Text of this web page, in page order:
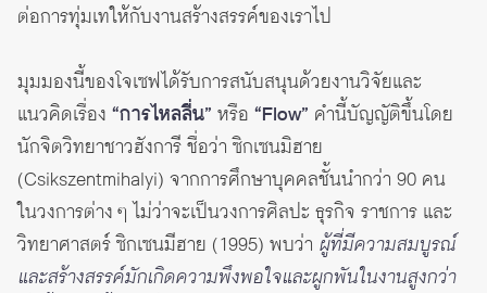
ต่อการทุ่มเทให้กับงานสร้างสรรค์ของเราไป
มุมมองนี้ของโจเซฟได้รับการสนับสนุนด้วยงานวิจัยและ
แนวคิดเรื่อง “การไหลลื่น” หรือ “Flow” คำนี้บัญญัติขึ้นโดย
นักจิตวิทยาชาวฮังการี ชื่อว่า ซิกเซนมิฮาย
(Csikszentmihalyi) จากการศึกษาบุคคลชั้นนำกว่า 90 คน
ในวงการต่าง ๆ ไม่ว่าจะเป็นวงการศิลปะ ธุรกิจ ราชการ และ
วิทยาศาสตร์ ซิกเซนมีฮาย (1995) พบว่า ผู้ที่มีความสมบูรณ์
และสร้างสรรค์มักเกิดความพึงพอใจและผูกพันในงานสูงกว่า